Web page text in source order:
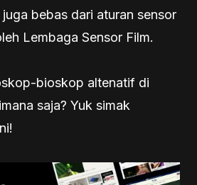
bebas dari aturan sensor
Lembaga Sensor Film.
bioskop altenatif di
saja? Yuk simak